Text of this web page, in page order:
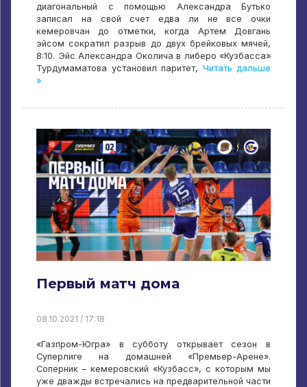
диагональный с помощью Александра Бутько
записал на свой счет едва ли не все очки
кемеровчан до отметки, когда Артем Довгань
эйсом сократил разрыв до двух брейковых мячей,
8:10. Эйс Александра Околича в либеро «Кузбасса»
Турдумаматова установил паритет, Читать дальше
»
Первый матч дома
08.10.2021 / 17:18
«Газпром-Югра» в субботу открывает сезон в
Суперлиге на домашней «Премьер-Арене».
Соперник – кемеровский «Кузбасс», с которым мы
уже дважды встречались на предварительной части